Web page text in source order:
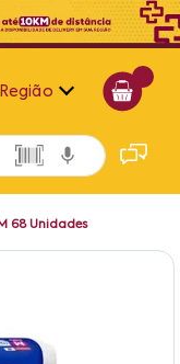
Alagoas
Bahia
68 Unidades